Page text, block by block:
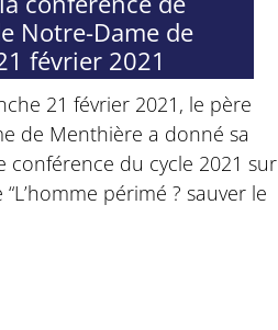
Notre-Dame de
février 2021
21 février 2021, le père
de Menthière a donné sa
conférence du cycle 2021 sur
périmé ? sauver le